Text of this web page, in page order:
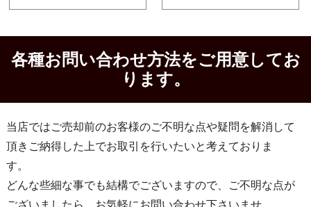
各種お問い合わせ方法をご用意してお
ります。
当店ではご売却前のお客様のご不明な点や疑問を解消して
頂きご納得した上でお取引を行いたいと考えておりま
す。
どんな些細な事でも結構でございますので、ご不明な点が
ございましたら、お気軽にお問い合わせ下さいませ。